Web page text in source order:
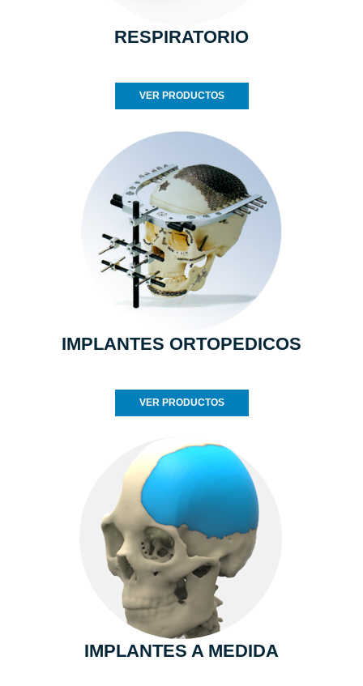
RESPIRATORIO
VER PRODUCTOS
IMPLANTES ORTOPEDICOS
VER PRODUCTOS
IMPLANTES A MEDIDA